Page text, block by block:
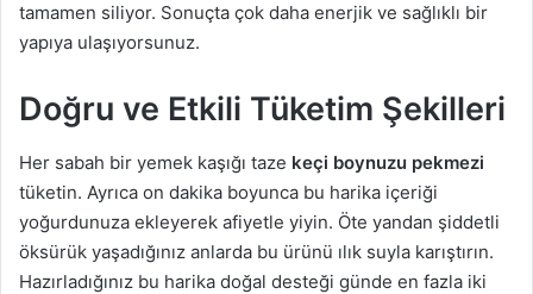
tamamen siliyor. Sonuçta çok daha enerjik ve sağlıklı bir
yapıya ulaşıyorsunuz.
Doğru ve Etkili Tüketim Şekilleri
Her sabah bir yemek kaşığı taze keçi boynuzu pekmezi
tüketin. Ayrıca on dakika boyunca bu harika içeriği
yoğurdunuza ekleyerek afiyetle yiyin. Öte yandan şiddetli
öksürük yaşadığınız anlarda bu ürünü ılık suyla karıştırın.
Hazırladığınız bu harika doğal desteği günde en fazla iki